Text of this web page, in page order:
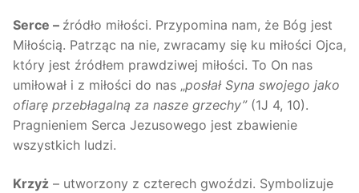
Serce – źródło miłości. Przypomina nam, że Bóg jest
Miłością. Patrząc na nie, zwracamy się ku miłości Ojca,
który jest źródłem prawdziwej miłości. To On nas
umiłował i z miłości do nas „posłał Syna swojego jako
ofiarę przebłagalną za nasze grzechy” (1J 4, 10).
Pragnieniem Serca Jezusowego jest zbawienie
wszystkich ludzi.
Krzyż – utworzony z czterech gwoździ. Symbolizuje